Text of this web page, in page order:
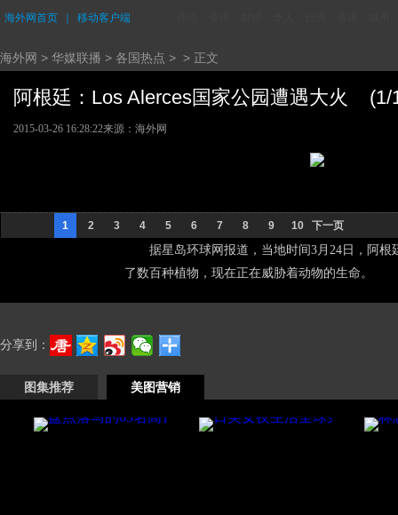
海外网首页 移动客户端
海外网 > 华媒联播 > 各国热点 > > 正文
阿根廷：Los Alerces国家公园遭遇大火 (1/
2015-03-26 16:28:22来源：海外网
1 2 3 4 5 6 7 8 9 10 下一页
据星岛环球网报道，当地时间3月24日，阿
了数百种植物，现在正在威胁着动物的生命。
分享到：
图集推荐 美图营销